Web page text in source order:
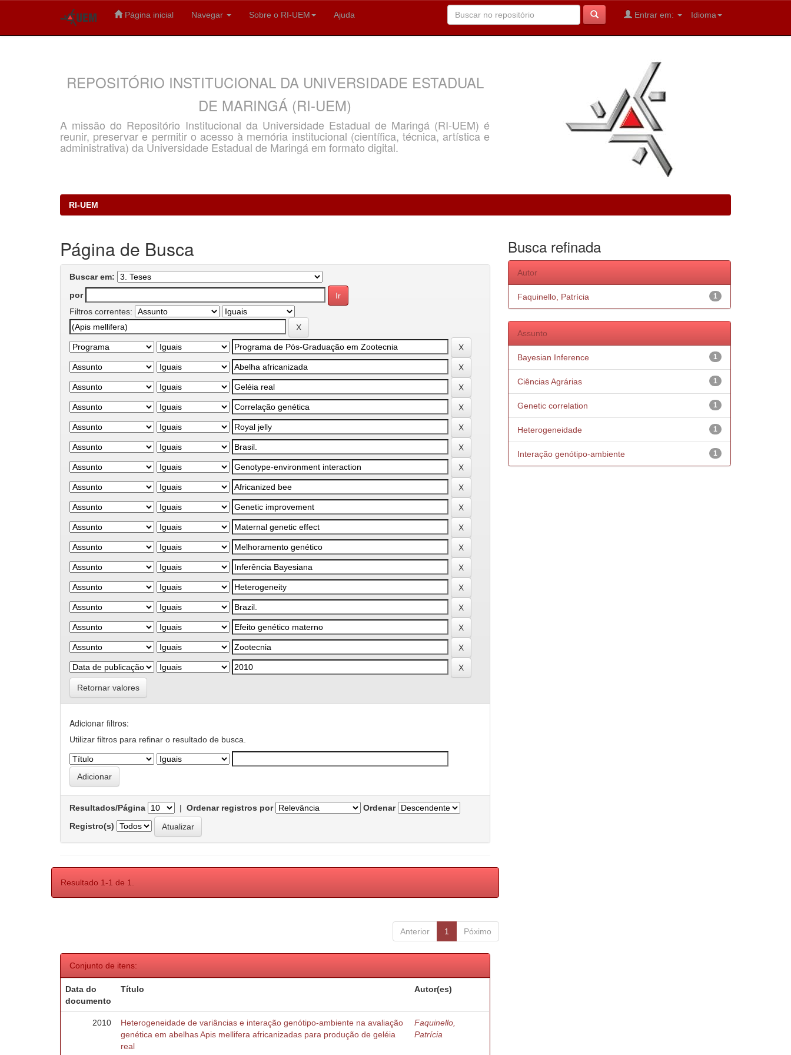
Página inicial Navegar Sobre o RI-UEM Ajuda Idioma
Entrar em:
REPOSITÓRIO INSTITUCIONAL DA UNIVERSIDADE ESTADUAL
DE MARINGÁ (RI-UEM)
A missão do Repositório Institucional da Universidade Estadual de Maringá (RI-UEM) é
reunir, preservar e permitir o acesso à memória institucional (científica, técnica, artística e
administrativa) da Universidade Estadual de Maringá em formato digital.
RI-UEM
Página de Busca
Buscar em:
por
Filtros correntes:
Retornar valores
Adicionar filtros:
Utilizar filtros para refinar o resultado de busca.
Resultados/Página | Ordenar registros por
Ordenar
Registro(s)
Resultado 1-1 de 1.
Anterior 1 Póximo
Conjunto de itens:
Data do
documento
Título Autor(es)
2010
Heterogeneidade de variâncias e interação genótipo-ambiente na avaliação
genética em abelhas Apis mellifera africanizadas para produção de geléia
real
Faquinello,
Patrícia
Busca refinada
Autor
1
Faquinello, Patrícia
Assunto
1
Bayesian Inference
1
Ciências Agrárias
1
Genetic correlation
1
Heterogeneidade
1
Interação genótipo-ambiente